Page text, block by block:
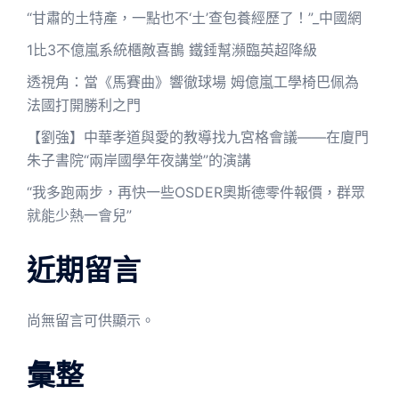
“甘肅的土特產，一點也不‘土’查包養經歷了！”_中國網
1比3不億嵐系統櫃敵喜鵲 鐵錘幫瀕臨英超降級
透視角：當《馬賽曲》響徹球場 姆億嵐工學椅巴佩為
法國打開勝利之門
【劉強】中華孝道與愛的教導找九宮格會議——在廈門
朱子書院“兩岸國學年夜講堂”的演講
“我多跑兩步，再快一些OSDER奧斯德零件報價，群眾
就能少熱一會兒”
近期留言
尚無留言可供顯示。
彙整